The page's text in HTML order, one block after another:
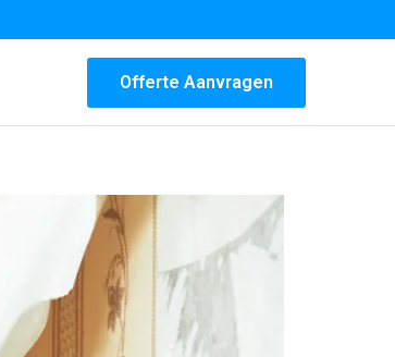
Offerte Aanvragen